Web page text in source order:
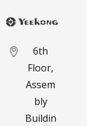
6th
Floor,
Assem
bly
Buildin